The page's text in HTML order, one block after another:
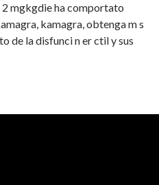
mgkgdie ha comportato
kamagra, obtenga m s
de la disfunci n er ctil y sus